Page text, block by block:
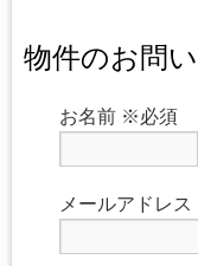
物件のお問
お名前 ※必須
メールアドレス